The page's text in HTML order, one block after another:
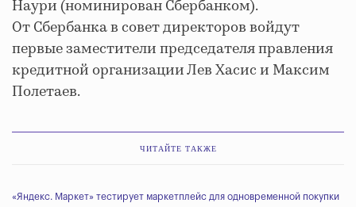
Наури (номинирован Сбербанком).
От Сбербанка в совет директоров войдут
первые заместители председателя правления
кредитной организации Лев Хасис и Максим
Полетаев.
ЧИТАЙТЕ ТАКЖЕ
«Яндекс. Маркет» тестирует маркетплейс для одновременной покупки